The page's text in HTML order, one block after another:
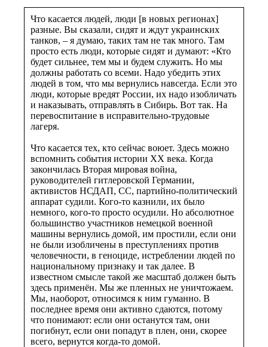
Что касается людей, люди [в новых регионах]
разные. Вы сказали, сидят и ждут украинских
танков, – я думаю, таких там не так много. Там
просто есть люди, которые сидят и думают: «Кто
будет сильнее, тем мы и будем служить. Но мы
должны работать со всеми. Надо убедить этих
людей в том, что мы вернулись навсегда. Если это
люди, которые вредят России, их надо изобличать
и наказывать, отправлять в Сибирь. Вот так. На
перевоспитание в исправительно-трудовые
лагеря.
Что касается тех, кто сейчас воюет. Здесь можно
вспомнить события истории XX века. Когда
закончилась Вторая мировая война,
руководителей гитлеровской Германии,
активистов НСДАП, СС, партийно-политический
аппарат судили. Кого-то казнили, их было
немного, кого-то просто осудили. Но абсолютное
большинство участников немецкой военной
машины вернулись домой, им простили, если они
не были изобличены в преступлениях против
человечности, в геноциде, истреблении людей по
национальному признаку и так далее. В
известном смысле такой же масштаб должен быть
здесь применён. Мы же пленных не уничтожаем.
Мы, наоборот, относимся к ним гуманно. В
последнее время они активно сдаются, потому
что понимают: если они останутся там, они
погибнут, если они попадут в плен, они, скорее
всего, вернутся когда-то домой.